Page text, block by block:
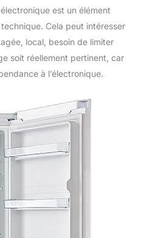
est un élément
Cela peut intéresser
local, besoin de limiter
soit réellement pertinent, car
à l’électronique.